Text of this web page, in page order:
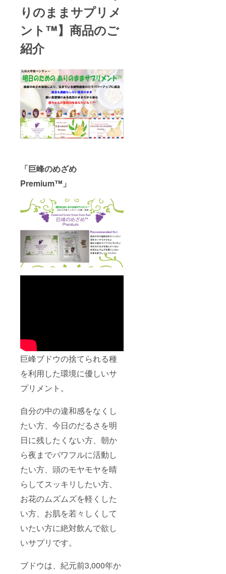
りのままサプリメ
ント™】商品のご
紹介
「巨峰のめざめ
Premium™」
巨峰ブドウの捨てられる種
を利用した環境に優しいサ
プリメント。
自分の中の違和感をなくし
たい方、今日のだるさを明
日に残したくない方、朝か
ら夜までパワフルに活動し
たい方、頭のモヤモヤを晴
らしてスッキリしたい方、
お花のムズムズを軽くした
い方、お肌を若々しくして
いたい方に絶対飲んで欲し
いサプリです。
ブドウは、紀元前3,000年か